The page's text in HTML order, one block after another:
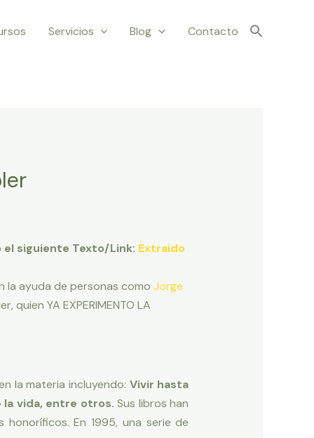
Servicios Blog Contacto
el siguiente Texto/Link: Extraido
la ayuda de personas como Jorge
quien YA EXPERIMENTO LA
la materia incluyendo: Vivir hasta
la vida, entre otros.Sus libros han
En 1995, una serie de